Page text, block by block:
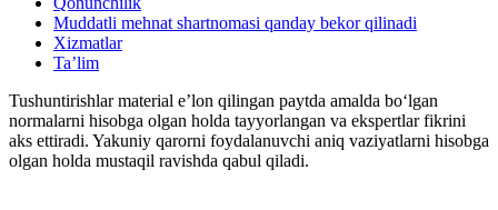
Muddatli mehnat shartnomasi qanday bekor qilinadi
Xizmatlar
Ta’lim
Tushuntirishlar material e’lon qilingan paytda amalda boʻlgan
normalarni hisobga olgan holda tayyorlangan va ekspertlar fikrini
aks ettiradi. Yakuniy qarorni foydalanuvchi aniq vaziyatlarni hisobga
olgan holda mustaqil ravishda qabul qiladi.